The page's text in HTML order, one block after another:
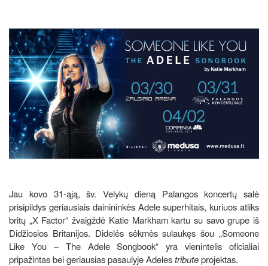
Jau kovo 31-ąją, šv. Velykų dieną Palangos koncertų salė
prisipildys geriausiais dainininkės Adele superhitais, kuriuos atliks
britų „X Factor“ žvaigždė Katie Markham kartu su savo grupe iš
Didžiosios Britanijos. Didelės sėkmės sulaukęs šou „Someone
Like You – The Adele Songbook“ yra vienintelis oficialiai
pripažintas bei geriausias pasaulyje Adelestributeprojektas.